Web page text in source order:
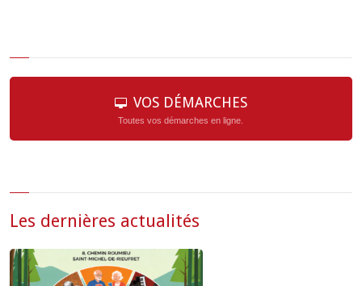
VOS DÉMARCHES
Toutes vos démarches en ligne.
Les dernières actualités